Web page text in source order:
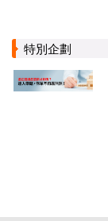
特別企劃